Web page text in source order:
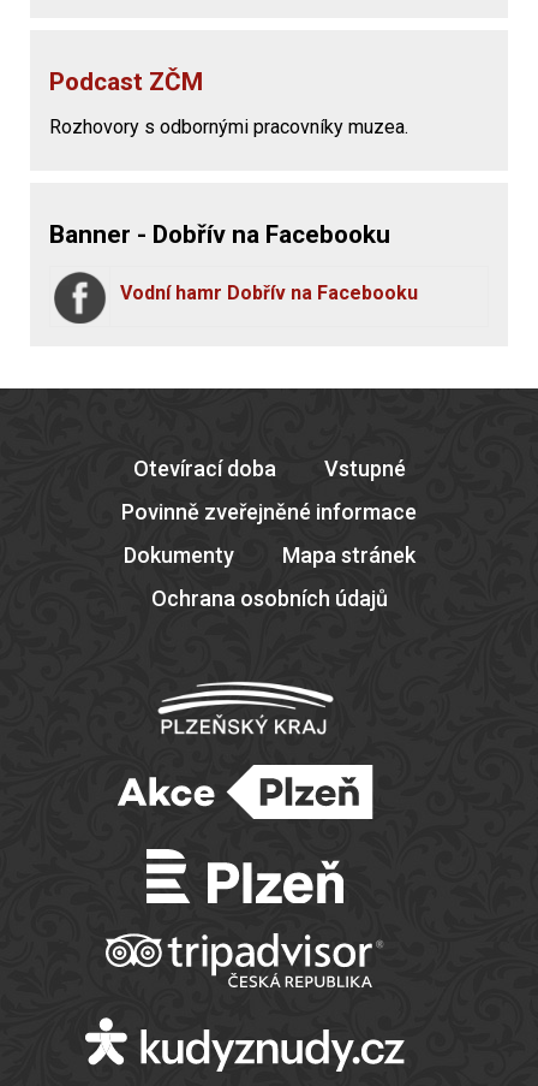
Podcast ZČM
Rozhovory s odbornými pracovníky muzea.
Banner - Dobřív na Facebooku
Vodní hamr Dobřív na Facebooku
Otevírací doba
Vstupné
Povinně zveřejněné informace
Dokumenty
Mapa stránek
Ochrana osobních údajů